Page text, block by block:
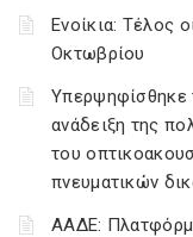
Ενοίκια: Τέλος
Οκτωβρίου
Υπερψηφίσθηκε
ανάδειξη της
του
πνευματικών
ΑΑΔΕ: